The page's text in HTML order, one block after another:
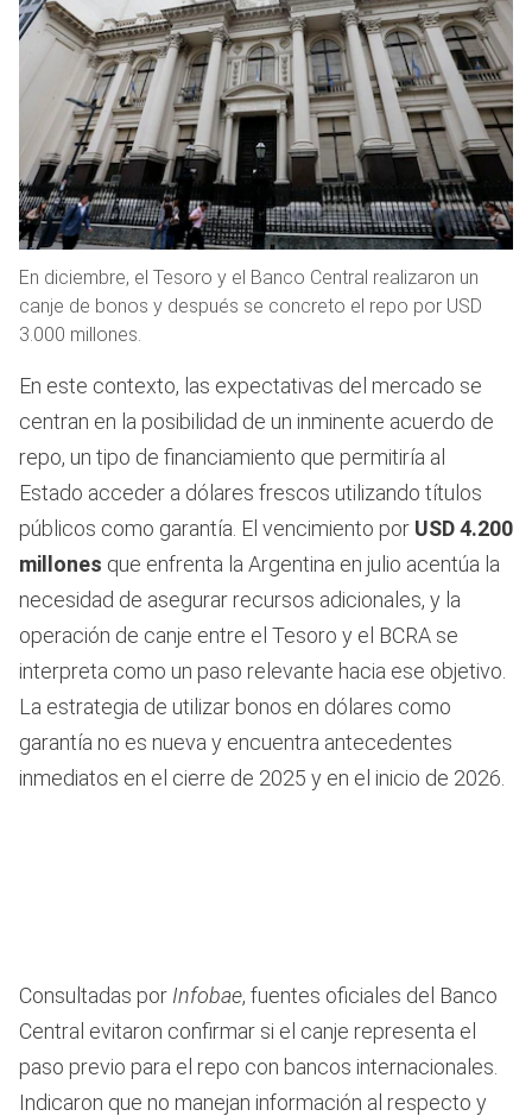
En diciembre, el Tesoro y el Banco Central realizaron un
canje de bonos y después se concreto el repo por USD
3.000 millones.
En este contexto, las expectativas del mercado se
centran en la posibilidad de un inminente acuerdo de
repo, un tipo de financiamiento que permitiría al
Estado acceder a dólares frescos utilizando títulos
públicos como garantía. El vencimiento por USD 4.200
millones que enfrenta la Argentina en julio acentúa la
necesidad de asegurar recursos adicionales, y la
operación de canje entre el Tesoro y el BCRA se
interpreta como un paso relevante hacia ese objetivo.
La estrategia de utilizar bonos en dólares como
garantía no es nueva y encuentra antecedentes
inmediatos en el cierre de 2025 y en el inicio de 2026.
Consultadas por Infobae, fuentes oficiales del Banco
Central evitaron confirmar si el canje representa el
paso previo para el repo con bancos internacionales.
Indicaron que no manejan información al respecto y